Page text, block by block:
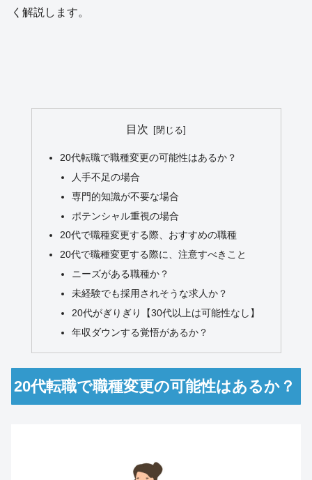
く解説します。
目次
20代転職で職種変更の可能性はあるか？
人手不足の場合
専門的知識が不要な場合
ポテンシャル重視の場合
20代で職種変更する際、おすすめの職種
20代で職種変更する際に、注意すべきこと
ニーズがある職種か？
未経験でも採用されそうな求人か？
20代がぎりぎり【30代以上は可能性なし】
年収ダウンする覚悟があるか？
20代転職で職種変更の可能性はあるか？